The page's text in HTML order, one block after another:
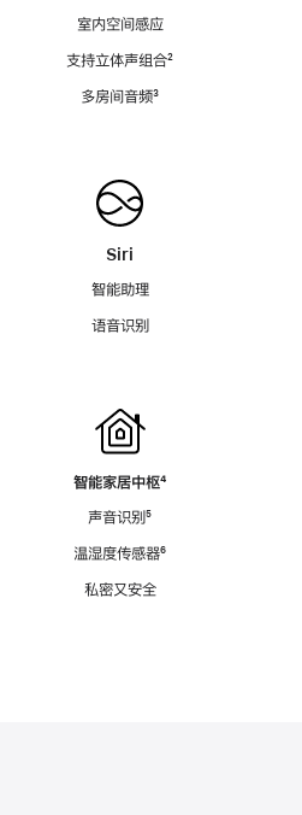
室内空间感应
支持立体声组合脚
²
多房间音频脚
³
Siri
智能助理
语音识别
智能家居中枢脚
⁴
声音识别脚
⁵
温湿度传感器脚
⁶
私密又安全